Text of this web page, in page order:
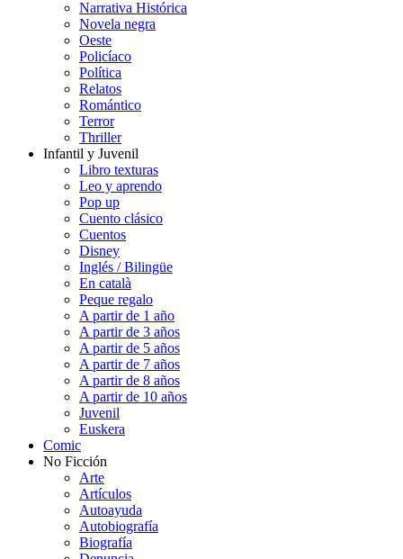
Narrativa Histórica
Novela negra
Oeste
Policíaco
Política
Relatos
Romántico
Terror
Thriller
Infantil y Juvenil
Libro texturas
Leo y aprendo
Pop up
Cuento clásico
Cuentos
Disney
Inglés / Bilingüe
En català
Peque regalo
A partir de 1 año
A partir de 3 años
A partir de 5 años
A partir de 7 años
A partir de 8 años
A partir de 10 años
Juvenil
Euskera
Comic
No Ficción
Arte
Artículos
Autoayuda
Autobiografía
Biografía